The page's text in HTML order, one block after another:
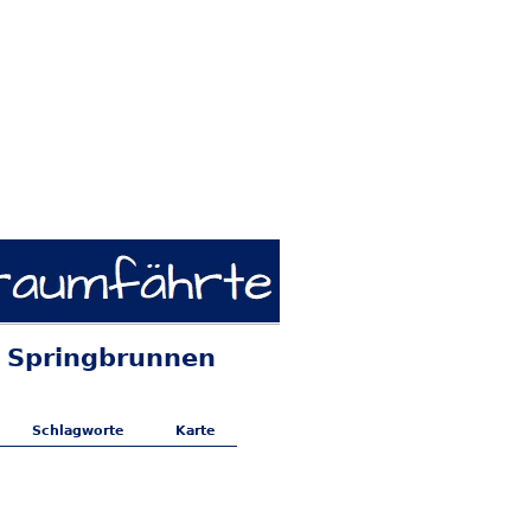
Schlagworte Karte